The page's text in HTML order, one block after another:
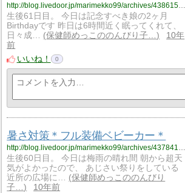
生後61日目。 今日は記念すべき娘の2ヶ月
Birthdayです 昨日は6時間近く眠ってくれて、
日々成…
保健師めっこののんびり子…
10年
前
いいね！
0
暑さ対策＊フル装備ベビーカー＊
生後60日目。 今日は梅雨の晴れ間 朝から超天
気がよかったので、 あじさい祭りをしている
近所の広場に…
保健師めっこののんびり
子…
10年前